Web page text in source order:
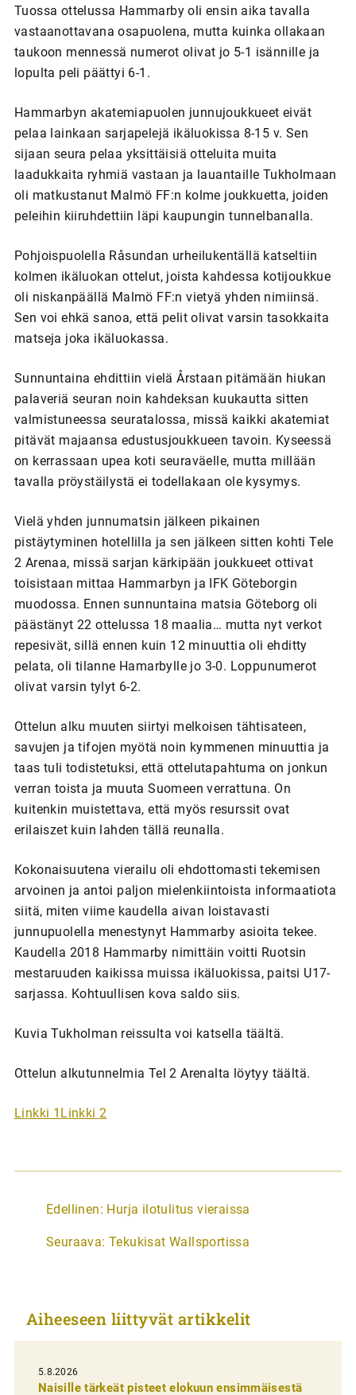
Tuossa ottelussa Hammarby oli ensin aika tavalla
vastaanottavana osapuolena, mutta kuinka ollakaan
taukoon mennessä numerot olivat jo 5-1 isännille ja
lopulta peli päättyi 6-1.
Hammarbyn akatemiapuolen junnujoukkueet eivät
pelaa lainkaan sarjapelejä ikäluokissa 8-15 v. Sen
sijaan seura pelaa yksittäisiä otteluita muita
laadukkaita ryhmiä vastaan ja lauantaille Tukholmaan
oli matkustanut Malmö FF:n kolme joukkuetta, joiden
peleihin kiiruhdettiin läpi kaupungin tunnelbanalla.
Pohjoispuolella Råsundan urheilukentällä katseltiin
kolmen ikäluokan ottelut, joista kahdessa kotijoukkue
oli niskanpäällä Malmö FF:n vietyä yhden nimiinsä.
Sen voi ehkä sanoa, että pelit olivat varsin tasokkaita
matseja joka ikäluokassa.
Sunnuntaina ehdittiin vielä Årstaan pitämään hiukan
palaveriä seuran noin kahdeksan kuukautta sitten
valmistuneessa seuratalossa, missä kaikki akatemiat
pitävät majaansa edustusjoukkueen tavoin. Kyseessä
on kerrassaan upea koti seuraväelle, mutta millään
tavalla pröystäilystä ei todellakaan ole kysymys.
Vielä yhden junnumatsin jälkeen pikainen
pistäytyminen hotellilla ja sen jälkeen sitten kohti Tele
2 Arenaa, missä sarjan kärkipään joukkueet ottivat
toisistaan mittaa Hammarbyn ja IFK Göteborgin
muodossa. Ennen sunnuntaina matsia Göteborg oli
päästänyt 22 ottelussa 18 maalia… mutta nyt verkot
repesivät, sillä ennen kuin 12 minuuttia oli ehditty
pelata, oli tilanne Hamarbylle jo 3-0. Loppunumerot
olivat varsin tylyt 6-2.
Ottelun alku muuten siirtyi melkoisen tähtisateen,
savujen ja tifojen myötä noin kymmenen minuuttia ja
taas tuli todistetuksi, että ottelutapahtuma on jonkun
verran toista ja muuta Suomeen verrattuna. On
kuitenkin muistettava, että myös resurssit ovat
erilaiszet kuin lahden tällä reunalla.
Kokonaisuutena vierailu oli ehdottomasti tekemisen
arvoinen ja antoi paljon mielenkiintoista informaatiota
siitä, miten viime kaudella aivan loistavasti
junnupuolella menestynyt Hammarby asioita tekee.
Kaudella 2018 Hammarby nimittäin voitti Ruotsin
mestaruuden kaikissa muissa ikäluokissa, paitsi U17-
sarjassa. Kohtuullisen kova saldo siis.
Kuvia Tukholman reissulta voi katsella täältä.
Ottelun alkutunnelmia Tel 2 Arenalta löytyy täältä.
Linkki 1 Linkki 2
A
t
k
e
l
Edellinen: Hurja ilotulitus vieraissa
Seuraava: Tekukisat Wallsportissa
Aiheeseen liittyvät artikkelit
5.8.2026
Naisille tärkeät pisteet elokuun ensimmäisestä